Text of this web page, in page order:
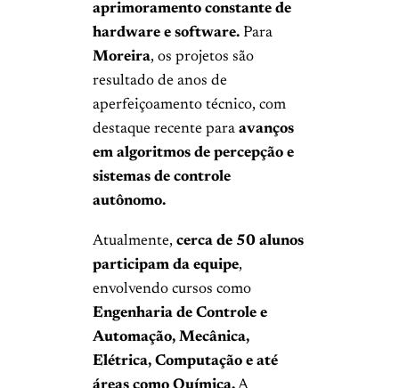
aprimoramento constante de
hardware e software. Para
Moreira, os projetos são
resultado de anos de
aperfeiçoamento técnico, com
destaque recente para avanços
em algoritmos de percepção e
sistemas de controle
autônomo.
Atualmente, cerca de 50 alunos
participam da equipe,
envolvendo cursos como
Engenharia de Controle e
Automação, Mecânica,
Elétrica, Computação e até